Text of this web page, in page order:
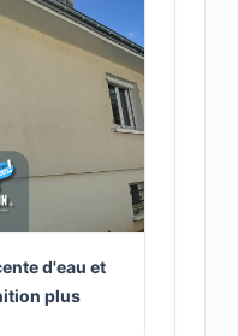
d'eau et
plus